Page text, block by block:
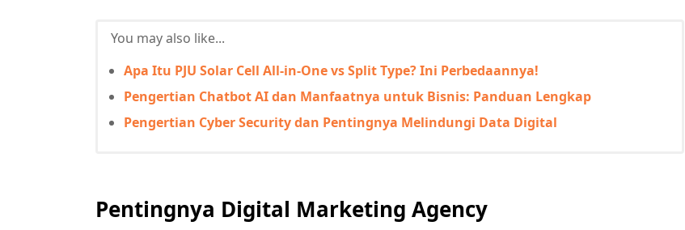
You may also like...
Apa Itu PJU Solar Cell All-in-One vs Split Type? Ini Perbedaannya!
Pengertian Chatbot AI dan Manfaatnya untuk Bisnis: Panduan Lengkap
Pengertian Cyber Security dan Pentingnya Melindungi Data Digital
Pentingnya Digital Marketing Agency